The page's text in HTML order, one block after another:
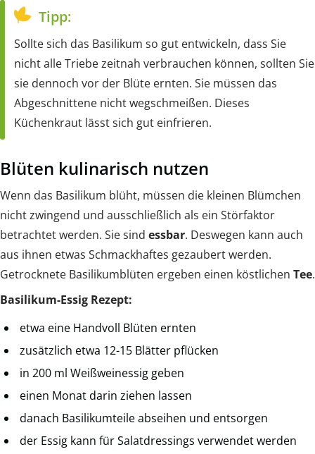
Tipp:
Sollte sich das Basilikum so gut entwickeln, dass Sie
nicht alle Triebe zeitnah verbrauchen können, sollten Sie
sie dennoch vor der Blüte ernten. Sie müssen das
Abgeschnittene nicht wegschmeißen. Dieses
Küchenkraut lässt sich gut einfrieren.
Blüten kulinarisch nutzen
Wenn das Basilikum blüht, müssen die kleinen Blümchen
nicht zwingend und ausschließlich als ein Störfaktor
betrachtet werden. Sie sind essbar. Deswegen kann auch
aus ihnen etwas Schmackhaftes gezaubert werden.
Getrocknete Basilikumblüten ergeben einen köstlichen Tee.
Basilikum-Essig Rezept:
etwa eine Handvoll Blüten ernten
zusätzlich etwa 12-15 Blätter pflücken
in 200 ml Weißweinessig geben
einen Monat darin ziehen lassen
danach Basilikumteile abseihen und entsorgen
der Essig kann für Salatdressings verwendet werden